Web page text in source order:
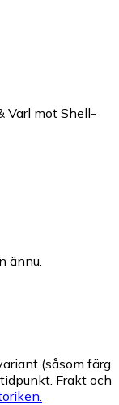
Varl mot Shell-
ännu.
(såsom färg
Frakt och